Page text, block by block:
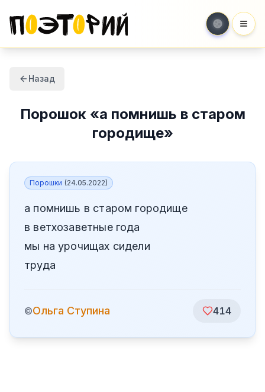
Назад
Порошок«а помнишь в старом
городище»
Порошки (24.05.2022)
а помнишь в старом городище
в ветхозаветные года
мы на урочищах сидели
труда
©Ольга Ступина 414